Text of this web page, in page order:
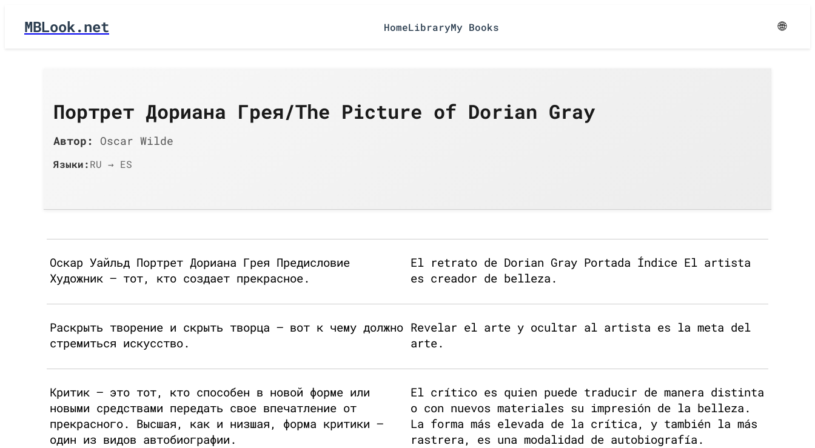
MBLook.net HomeLibraryMy Books 🌐
Портрет Дориана Грея/The Picture of Dorian Gray
Автор: Oscar Wilde
Языки:RU → ES
Оскар Уайльд Портрет Дориана Грея Предисловие
Художник — тот, кто создает прекрасное.
El retrato de Dorian Gray Portada Índice El artista
es creador de belleza.
Раскрыть творение и скрыть творца — вот к чему должно
стремиться искусство.
Revelar el arte y ocultar al artista es la meta del
arte.
Критик — это тот, кто способен в новой форме или
новыми средствами передать свое впечатление от
прекрасного. Высшая, как и низшая, форма критики —
один из видов автобиографии.
El crítico es quien puede traducir de manera distinta
o con nuevos materiales su impresión de la belleza.
La forma más elevada de la crítica, y también la más
rastrera, es una modalidad de autobiografía.